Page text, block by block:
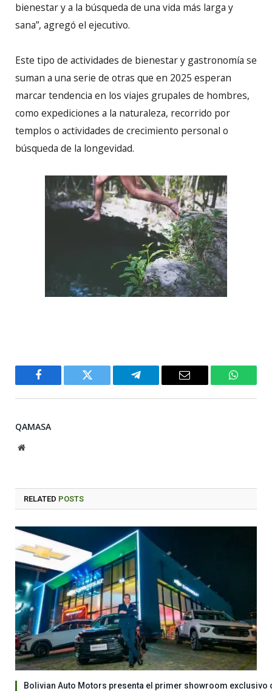
bienestar y a la búsqueda de una vida más larga y
sana”, agregó el ejecutivo.
Este tipo de actividades de bienestar y gastronomía se
suman a una serie de otras que en 2025 esperan
marcar tendencia en los viajes grupales de hombres,
como expediciones a la naturaleza, recorrido por
templos o actividades de crecimiento personal o
búsqueda de la longevidad.
Facebook Twitter Telegram Email
QAMASA
Website
RELATED POSTS
Bolivian Auto Motors presenta el primer showroom